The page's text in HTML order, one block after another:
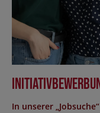
In unserer